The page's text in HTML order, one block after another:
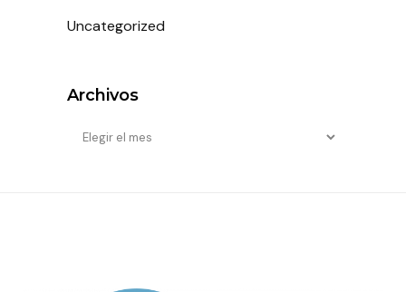
Uncategorized
Archivos
Archivos